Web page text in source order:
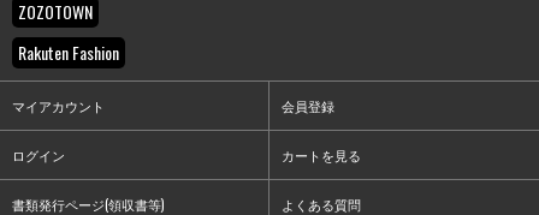
ZOZOTOWN
Rakuten Fashion
マイアカウント 会員登録
ログイン カートを見る
書類発行ページ(領収書等) よくある質問